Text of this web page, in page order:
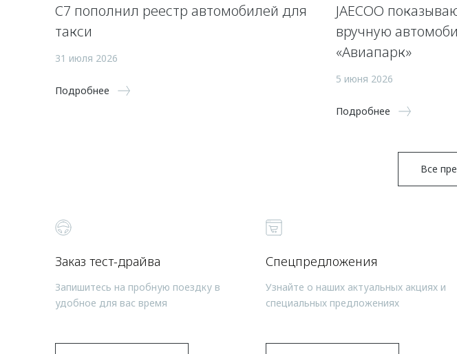
C7 пополнил реестр автомобилей для
такси
31 июля 2026
Подробнее
JAECOO
вручную
«Авиапарк»
5 июня 2026
Подробнее
Все
Заказ тест-драйва
Запишитесь на пробную поездку в
удобное для вас время
Спецпредложения
Узнайте о наших актуальных акциях и
специальных предложениях